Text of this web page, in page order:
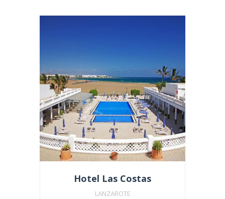
Hotel Las Costas
LANZAROTE